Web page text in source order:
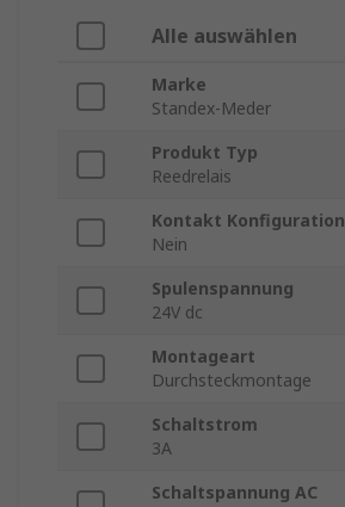
Alle auswählen
Marke
Standex-Meder
Produkt Typ
Reedrelais
Kontakt Konfiguration
Nein
Spulenspannung
24V dc
Montageart
Durchsteckmontage
Schaltstrom
3A
Schaltspannung AC